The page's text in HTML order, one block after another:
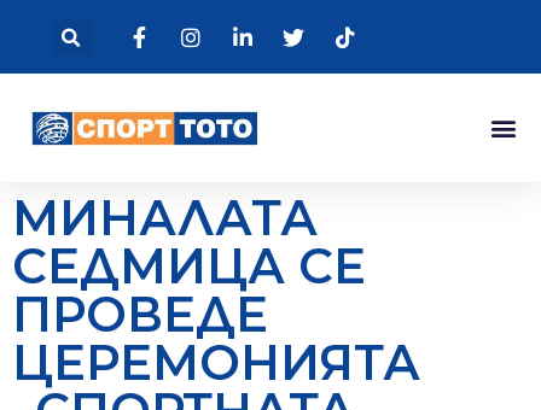
МИНАЛАТА
СЕДМИЦА СЕ
ПРОВЕДЕ
ЦЕРЕМОНИЯТА